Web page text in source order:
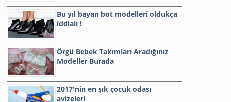
Bu yıl bayan bot modelleri oldukça
iddialı !
Örgü Bebek Takımları Aradığınız
Modeller Burada
2017'nin en şık çocuk odası
avizeleri